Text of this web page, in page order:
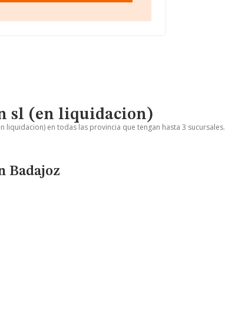
sl (en liquidacion)
en todas las provincia que tengan hasta 3 sucursales.
Badajoz